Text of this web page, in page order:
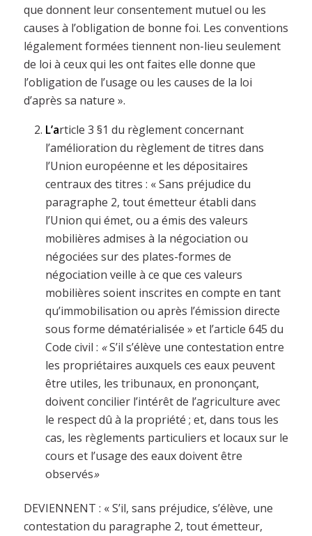
que donnent leur consentement mutuel ou les
causes à l’obligation de bonne foi. Les conventions
légalement formées tiennent non-lieu seulement
de loi à ceux qui les ont faites elle donne que
l’obligation de l’usage ou les causes de la loi
d’après sa nature ».
L’article 3 §1 du règlement concernant
l’amélioration du règlement de titres dans
l’Union européenne et les dépositaires
centraux des titres : « Sans préjudice du
paragraphe 2, tout émetteur établi dans
l’Union qui émet, ou a émis des valeurs
mobilières admises à la négociation ou
négociées sur des plates-formes de
négociation veille à ce que ces valeurs
mobilières soient inscrites en compte en tant
qu’immobilisation ou après l’émission directe
sous forme dématérialisée » et l’article 645 du
Code civil : «S’il s’élève une contestation entre
les propriétaires auxquels ces eaux peuvent
être utiles, les tribunaux, en prononçant,
doivent concilier l’intérêt de l’agriculture avec
le respect dû à la propriété ; et, dans tous les
cas, les règlements particuliers et locaux sur le
cours et l’usage des eaux doivent être
observés»
DEVIENNENT : « S’il, sans préjudice, s’élève, une
contestation du paragraphe 2, tout émetteur,